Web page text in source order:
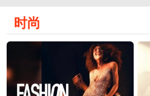
时尚